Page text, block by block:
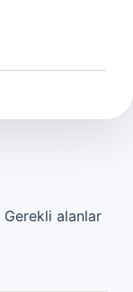
Gerekli alanlar